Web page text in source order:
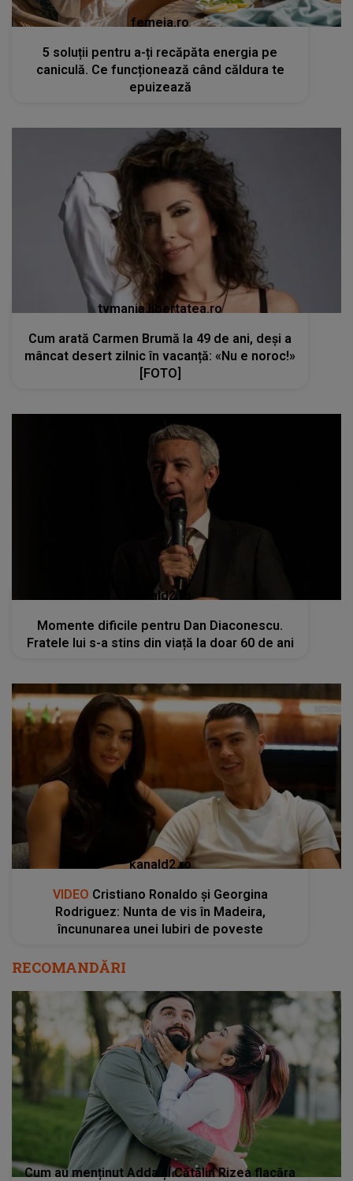
femeia.ro
5 soluții pentru a-ți recăpăta energia pe
caniculă. Ce funcționează când căldura te
epuizează
tvmania.libertatea.ro
Cum arată Carmen Brumă la 49 de ani, deși a
mâncat desert zilnic în vacanță: «Nu e noroc!»
[FOTO]
kanald2.ro
Momente dificile pentru Dan Diaconescu.
Fratele lui s-a stins din viață la doar 60 de ani
kanald2.ro
VIDEO Cristiano Ronaldo și Georgina
Rodriguez: Nunta de vis în Madeira,
încununarea unei Iubiri de poveste
RECOMANDĂRI
Cum au menținut Adda și Cătălin Rizea flacăra